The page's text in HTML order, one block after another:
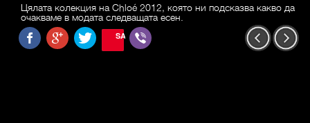
Цялата колекция на Chloé 2012, която ни подсказва какво да
очакваме в модата следващата есен.
SAVE